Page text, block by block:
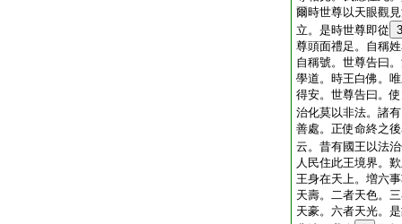
爾時世尊以天眼觀
立。是時世尊即從
尊頭面禮足。自稱
自稱號。世尊告曰
學道。時王白佛。
得安。世尊告曰。
治化莫以非法。諸
善處。正使命終之
云。昔有國王以法
人民住此王境界。
王身在天上。増六
天壽。二者天色。
天豪。六者天光。